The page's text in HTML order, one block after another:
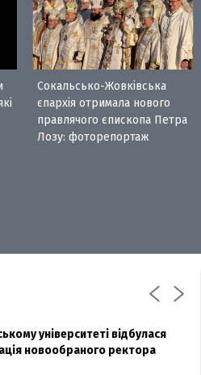
Сокальсько-Жовківська
єпархія отримала нового
правлячого єпископа Петра
Лозу: фоторепортаж
"Азовсталі" Діанов вдруге
та показав фото з весілля
університеті відбулася
новообраного ректора